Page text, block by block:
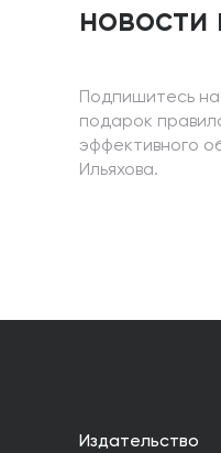
новости
Подпишитесь
подарок
эффективного
Ильяхова.
Издательство